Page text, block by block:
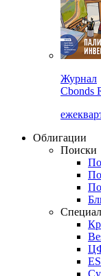
Журнал
Cbonds
Облигации
Поиски